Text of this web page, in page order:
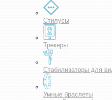
Стилусы
Трекеры
Стабилизаторы для
Умные браслеты